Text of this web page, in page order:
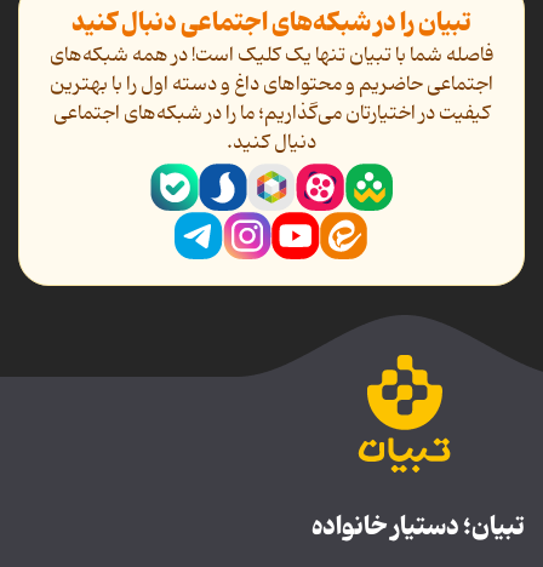
تبیان را در شبکه‌های اجتماعی دنبال کنید
فاصله شما با تبیان تنها یک کلیک است! در همه شبکه‌های
اجتماعی حاضریم و محتواهای داغ و دسته اول را با بهترین
کیفیت در اختیارتان می‌گذاریم؛ ما را در شبکه‌های اجتماعی
دنیال کنید.
تبیان؛ دستیار خانواده